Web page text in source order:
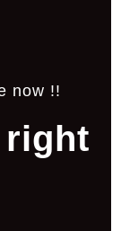
now !!
right